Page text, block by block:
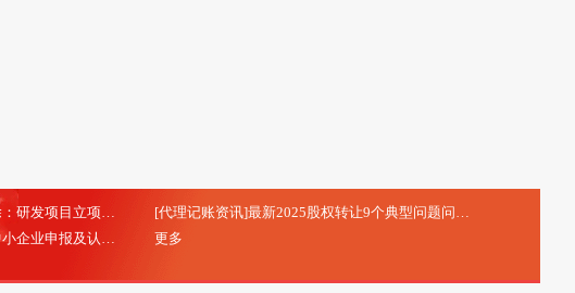
[代理记账资讯]研发费用加计扣除：研发项目立项的注意事项 (2025-10-20) [代理记账资讯]最新2025股权转让9个典型问题问答
[代理记账资讯]北京市专精特新中小企业申报及认定 (2025-08-28)
更多